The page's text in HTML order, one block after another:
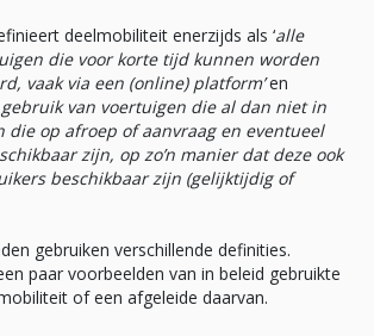
deelmobiliteit enerzijds als ‘alle
die voor korte tijd kunnen worden
vaak via een (online) platform’en
van voertuigen die al dan niet in
die op afroep of aanvraag en eventueel
zijn, op zo’n manier dat deze ook
beschikbaar zijn (gelijktijdig of
gebruiken verschillende definities.
paar voorbeelden van in beleid gebruikte
of een afgeleide daarvan.